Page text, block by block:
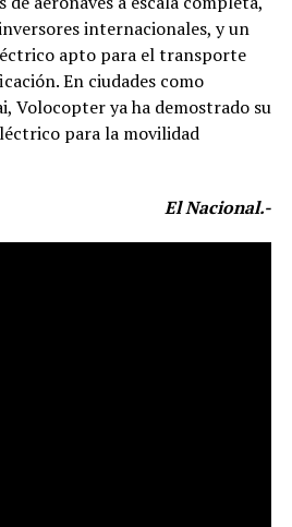
internacionales, y un
apto para el transporte
En ciudades como
Volocopter ya ha demostrado su
para la movilidad
El Nacional.-